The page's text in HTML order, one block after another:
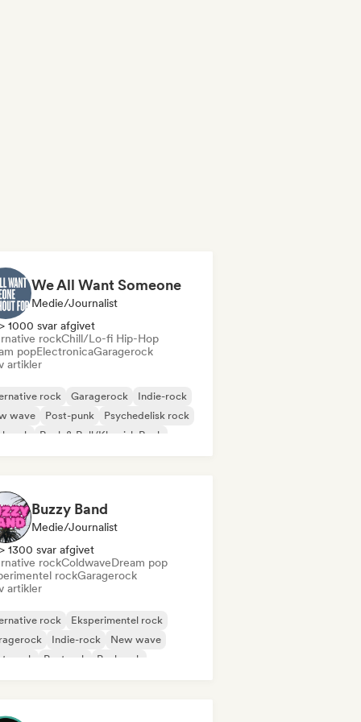
We All Want Someone
Medie/journalist
1000 svar afgivet
rockChill/Lo-fi Hip-Hop
popElectronicaGaragerock
artikler
rock Garagerock
Indie-rock
wave
Post-punk
Psychedelisk rock
Rock & Roll/Klassisk Rock
Buzzy Band
Medie/journalist
1300 svar afgivet
rockColdwaveDream pop
rockGaragerock
artikler
rock
Eksperimentel rock
Indie-rock
New wave
punk
Postrock Punkrock